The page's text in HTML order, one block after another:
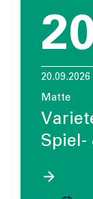
Matte
Spiel-